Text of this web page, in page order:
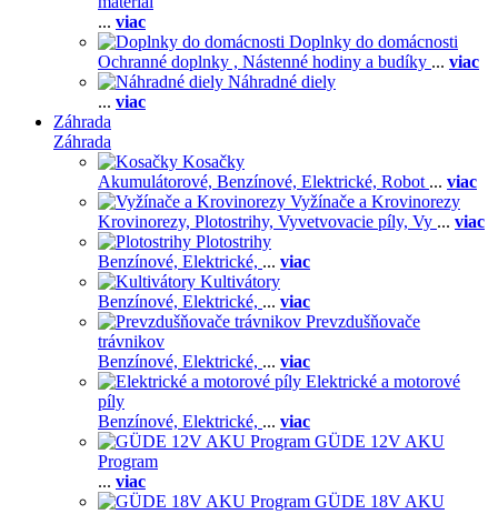
... viac
Doplnky do domácnosti
Ochranné doplnky , Nástenné hodiny a budíky ... viac
Náhradné diely
... viac
Záhrada
Záhrada
Kosačky
Akumulátorové, Benzínové, Elektrické, Robot ... viac
Vyžínače a Krovinorezy
Krovinorezy, Plotostrihy, Vyvetvovacie píly, Vy ... viac
Plotostrihy
Benzínové, Elektrické, ... viac
Kultivátory
Benzínové, Elektrické, ... viac
Prevzdušňovače
trávnikov
Benzínové, Elektrické, ... viac
Elektrické a motorové
píly
Benzínové, Elektrické, ... viac
GÜDE 12V AKU
Program
... viac
GÜDE 18V AKU